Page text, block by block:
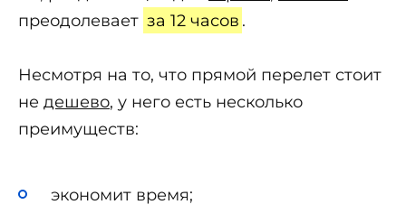
преодолевает за 12 часов .
Несмотря на то, что прямой перелет стоит
не дешево, у него есть несколько
преимуществ:
экономит время;